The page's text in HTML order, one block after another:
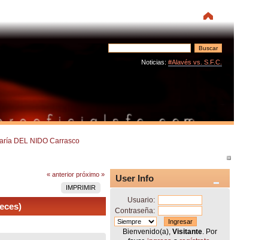
Noticias: #Alavés vs. S.F.C.
DEL NIDO Carrasco
« anterior próximo »
IMPRIMIR
User Info
Usuario:
Contraseña:
Bienvenido(a),Visitante . Por